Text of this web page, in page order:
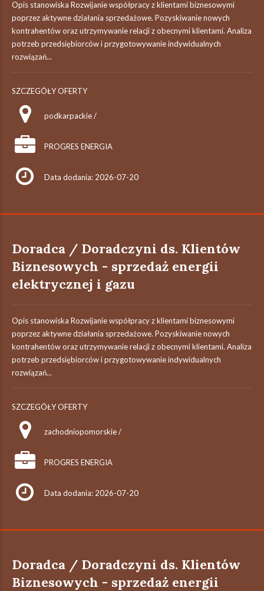
Opis stanowiska Rozwijanie współpracy z klientami biznesowymi
poprzez aktywne działania sprzedażowe. Pozyskiwanie nowych
kontrahentów oraz utrzymywanie relacji z obecnymi klientami. Analiza
potrzeb przedsiębiorców i przygotowywanie indywidualnych
rozwiązań...
SZCZEGÓŁY OFERTY
podkarpackie /
PROGRES ENERGIA
Data dodania: 2026-07-20
Doradca / Doradczyni ds. Klientów
Biznesowych - sprzedaż energii
elektrycznej i gazu
Opis stanowiska Rozwijanie współpracy z klientami biznesowymi
poprzez aktywne działania sprzedażowe. Pozyskiwanie nowych
kontrahentów oraz utrzymywanie relacji z obecnymi klientami. Analiza
potrzeb przedsiębiorców i przygotowywanie indywidualnych
rozwiązań...
SZCZEGÓŁY OFERTY
zachodniopomorskie /
PROGRES ENERGIA
Data dodania: 2026-07-20
Doradca / Doradczyni ds. Klientów
Biznesowych - sprzedaż energii